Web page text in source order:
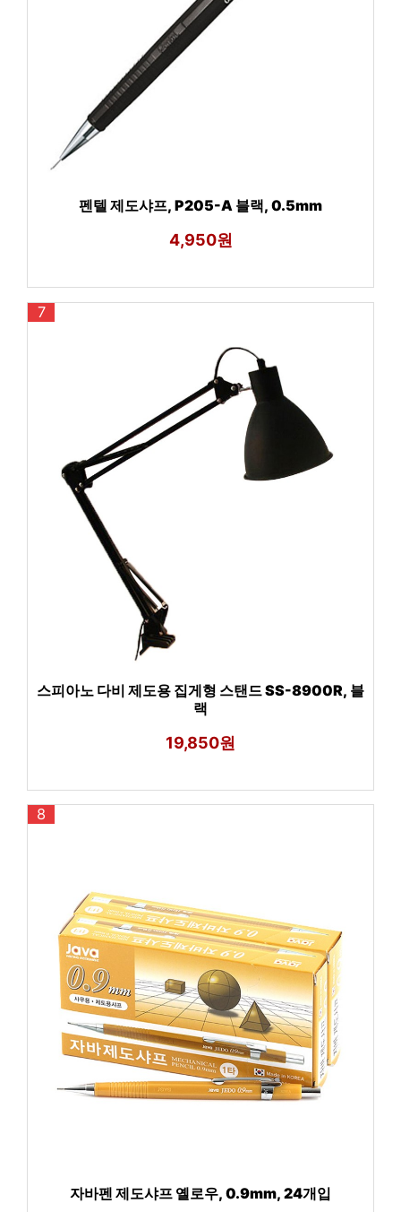
펜텔 제도샤프, P205-A 블랙, 0.5mm
4,950원
7
스피아노 다비 제도용 집게형 스탠드 SS-8900R, 블
랙
19,850원
8
자바펜 제도샤프 옐로우, 0.9mm, 24개입